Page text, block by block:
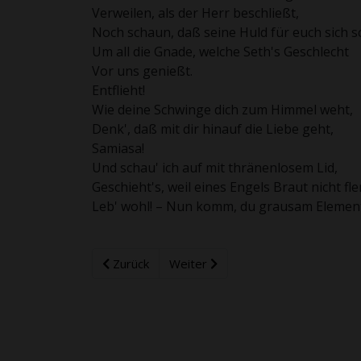
Verweilen, als der Herr beschließt,
Noch schaun, daß seine Huld für euch sich
Um all die Gnade, welche Seth's Geschlecht
Vor uns genießt.
Entflieht!
Wie deine Schwinge dich zum Himmel weht,
Denk', daß mit dir hinauf die Liebe geht,
Samiasa!
Und schau' ich auf mit thränenlosem Lid,
Geschieht's, weil eines Engels Braut nicht
Leb' wohl! – Nun komm, du grausam
Zurück Weiter